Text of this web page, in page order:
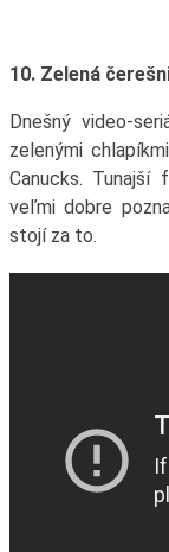
10. Zelená
Dnešný video-
zelenými
Canucks. Tunajší
veľmi dobre
stojí za to.